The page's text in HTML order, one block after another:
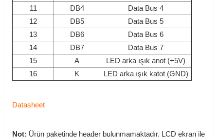
11 DB4
Data Bus 4
12
DB5
Data Bus 5
13
DB6
Data Bus 6
14
DB7
Data Bus 7
15
A
LED arka ışık anot (+5V)
16
K LED arka ışık katot (GND)
Datasheet
Not: Ürün paketinde header bulunmamaktadır. LCD ekran ile